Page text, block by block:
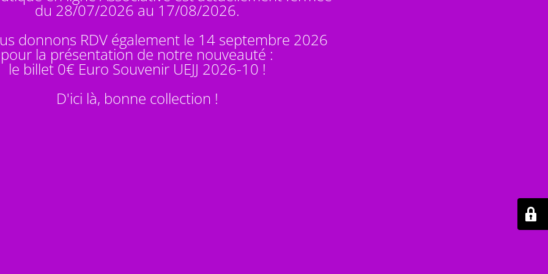
du 28/07/2026 au 17/08/2026.
donnons RDV également le 14 septembre 2026
pour la présentation de notre nouveauté :
le billet 0€ Euro Souvenir UEJJ 2026-10 !
D'ici là, bonne collection !